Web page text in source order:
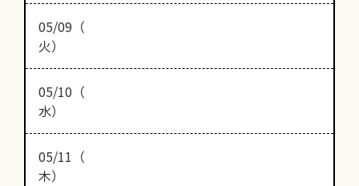
05/09（
火）
05/10（
水）
05/11（
木）